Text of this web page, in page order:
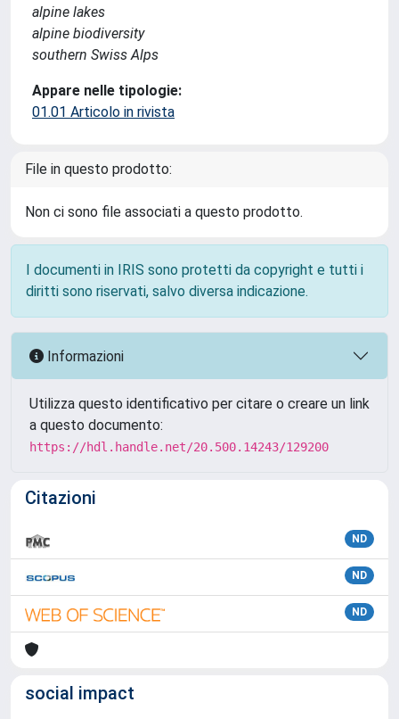
alpine lakes
alpine biodiversity
southern Swiss Alps
Appare nelle tipologie:
01.01 Articolo in rivista
File in questo prodotto:
Non ci sono file associati a questo prodotto.
I documenti in IRIS sono protetti da copyright e tutti i
diritti sono riservati, salvo diversa indicazione.
Informazioni
Utilizza questo identificativo per citare o creare un link
a questo documento:
https://hdl.handle.net/20.500.14243/129200
Citazioni
ND
ND
ND
social impact